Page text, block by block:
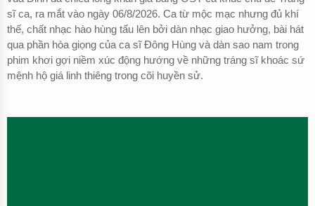
sĩ ca, ra mắt vào ngày 06/8/2026. Ca từ mộc mạc nhưng đủ khí
thế, chất nhạc hào hùng tấu lên bởi dàn nhạc giao hưởng, bài hát
qua phần hòa giọng của ca sĩ Đông Hùng và dàn sao nam trong
phim khơi gợi niềm xúc động hướng về những tráng sĩ khoác sứ
mệnh hộ giá linh thiêng trong cõi huyền sử.